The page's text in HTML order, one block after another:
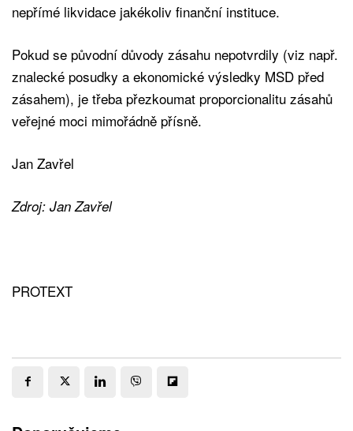
nepřímé likvidace jakékoliv finanční instituce.
Pokud se původní důvody zásahu nepotvrdily (viz např.
znalecké posudky a ekonomické výsledky MSD před
zásahem), je třeba přezkoumat proporcionalitu zásahů
veřejné moci mimořádně přísně.
Jan Zavřel
Zdroj: Jan Zavřel
PROTEXT